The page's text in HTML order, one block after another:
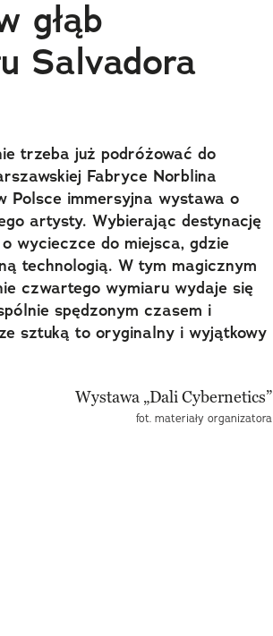
głąb
Salvadora
trzeba już podróżować do
Fabryce Norblina
Polsce immersyjna wystawa o
artysty. Wybierając destynację
wycieczce do miejsca, gdzie
technologią. W tym magicznym
czwartego wymiaru wydaje się
spędzonym czasem i
sztuką to oryginalny i wyjątkowy
fot. materiały organizatora